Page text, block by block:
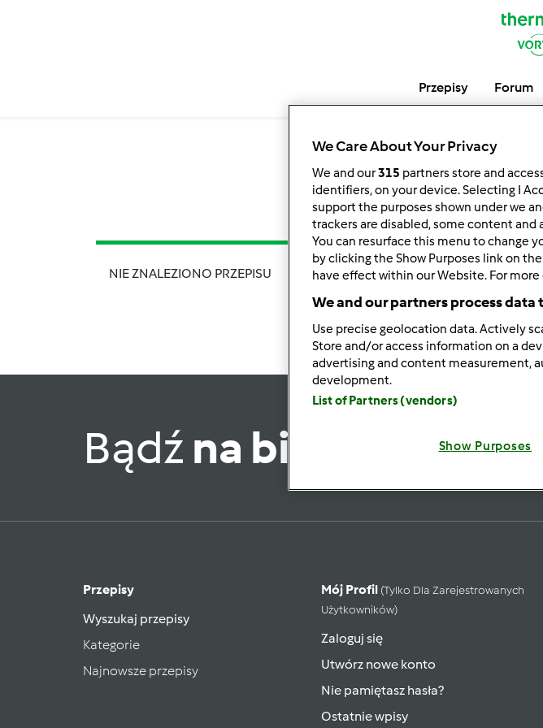
Przepisy Forum
NIE ZNALEZIONO PRZEPISU
Bądź na bieżąco
Przepisy
Wyszukaj przepisy
Kategorie
Najnowsze przepisy
Mój Profil (tylko Dla Zarejestrowanych
Użytkowników)
Zaloguj się
Utwórz nowe konto
Nie pamiętasz hasła?
Ostatnie wpisy
We Care About Your Privacy
We and our315 partners store and
identifiers, on your device. Selecting I
support the purposes shown under we
trackers are disabled, some content and
You can resurface this menu to change
by clicking the Show Purposes link on
have effect within our Website. For
We and our partners process data
Use precise geolocation data. Actively
Store and/or access information on a
advertising and content measurement,
development.
List of Partners (vendors)
Show Purposes